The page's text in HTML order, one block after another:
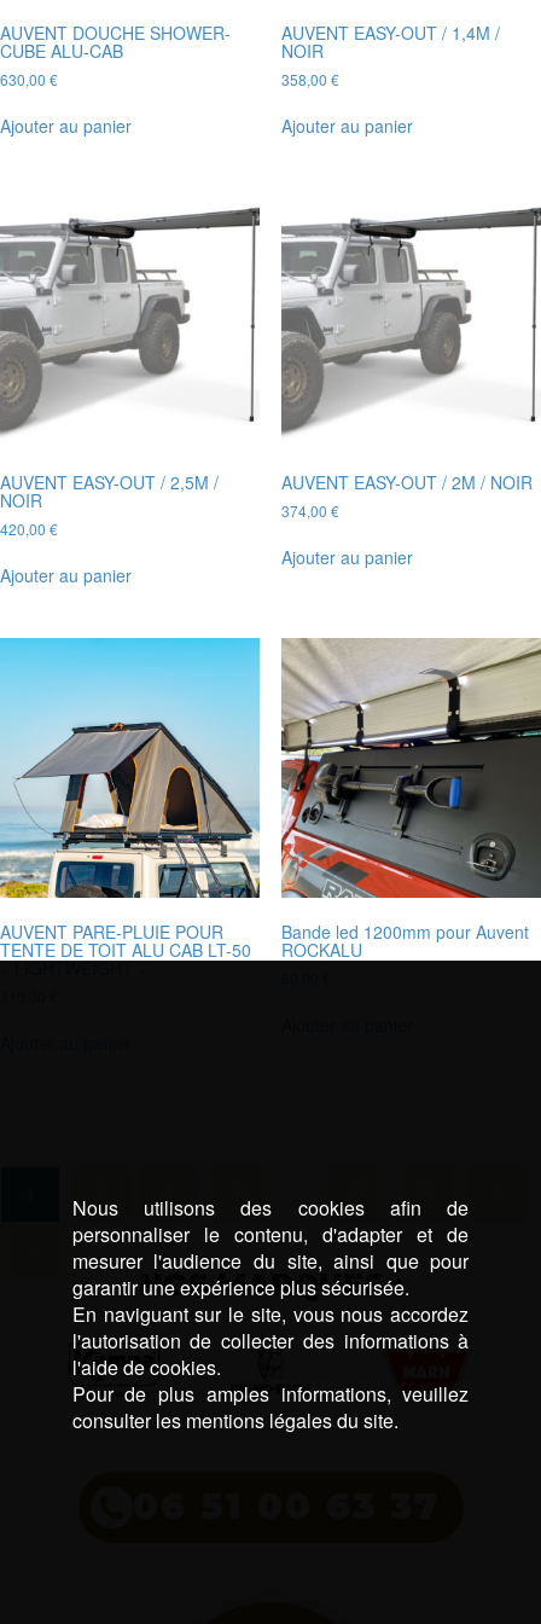
AUVENT DOUCHE SHOWER-
CUBE ALU-CAB
630,00 €
Ajouter au panier
AUVENT EASY-OUT / 1,4M /
NOIR
358,00 €
Ajouter au panier
AUVENT EASY-OUT / 2,5M /
NOIR
420,00 €
Ajouter au panier
AUVENT EASY-OUT / 2M / NOIR
374,00 €
Ajouter au panier
AUVENT PARE-PLUIE POUR
TENTE DE TOIT ALU CAB LT-50
« LIGHTWEIGHT »
Bande led 1200mm pour Auvent
ROCKALU
NOS MARQUES :
Nous utilisons des cookies afin de
personnaliser le contenu, d'adapter et de
mesurer l'audience du site, ainsi que pour
garantir une expérience plus sécurisée.
En naviguant sur le site, vous nous accordez
l'autorisation de collecter des informations à
l'aide de cookies.
Pour de plus amples informations, veuillez
consulter les mentions légales du site.